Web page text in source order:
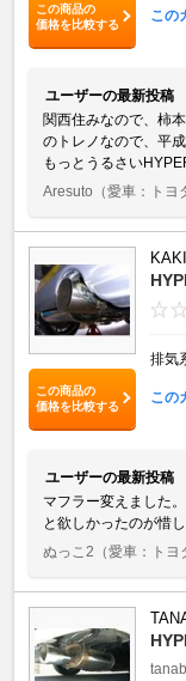
この商品の
価格を比較する
この
ユーザーの最新投稿
関西住みなので、柿
のトレノなので、平
もっとうるさい
Aresuto （愛車：トヨ
この商品の
価格を比較する
排気
この
ユーザーの最新投稿
マフラー変えました
と欲しかったのが惜
ぬっこ2 （愛車：ト